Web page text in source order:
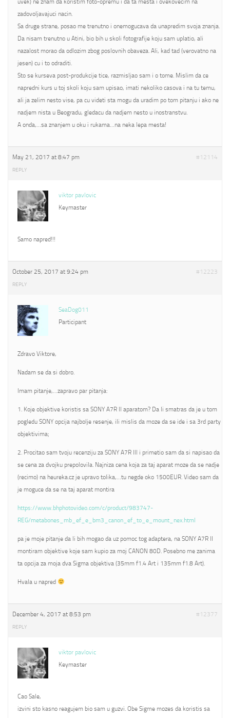
uvek) ne znam da koristim foto-opremu i da ta mesta i ovekovecim na
zadovoljavajuci nacin.
Sa druge strane, posao me trenutno i onemogucava da unapredim svoja znanja.
Da nisam trenutno u Atini, bio bih u skoli fotografije koju sam uplatio, ali
nazalost morao da odlozim zbog poslovnih obaveza. Ali, kad tad (verovatno na
jesen) cu i to odraditi.
Sto se kurseva post-produkcije tice, razmisljao sam i o tome. Mislim da ce
napredni kurs u toj skoli koju sam upisao, imati nekoliko casova i na tu temu,
ali ja zelim nesto vise, pa cu videti sta mogu da uradim po tom pitanju i ako ne
nadjem nista u Beogradu, gledacu da nadjem nesto u inostranstvu.
A onda,…sa znanjem u oku i rukama…na neka lepa mesta!
May 21, 2017 at 8:47 pm #12114
REPLY
viktor pavlovic
Keymaster
Samo napred!!!
October 25, 2017 at 9:24 pm #12223
REPLY
SeaDog011
Participant
Zdravo Viktore,
Nadam se da si dobro.
Imam pitanje,…zapravo par pitanja:
1. Koje objektive koristis sa SONY A7R II aparatom? Da li smatras da je u tom
pogledu SONY opcija najbolje resenje, ili mislis da moze da se ide i sa 3rd party
objektivima;
2. Procitao sam tvoju recenziju za SONY A7R III i primetio sam da si napisao da
se cena za dvojku prepolovila. Najniza cena koja za taj aparat moze da se nadje
(recimo) na heureka.cz je upravo tolika,…tu negde oko 1500EUR. Video sam da
je moguce da se na taj aparat montira
https://www.bhphotovideo.com/c/product/983747-
REG/metabones_mb_ef_e_bm3_canon_ef_to_e_mount_nex.html
pa je moje pitanje da li bih mogao da uz pomoc tog adaptera, na SONY A7R II
montiram objektive koje sam kupio za moj CANON 80D. Posebno me zanima
ta opcija za moja dva Sigma objektiva (35mm f1.4 Art i 135mm f1.8 Art).
Hvala u napred
December 4, 2017 at 8:53 pm #12377
REPLY
viktor pavlovic
Keymaster
Cao Sale,
izvini sto kasno reagujem bio sam u guzvi. Obe Sigme mozes da koristis sa